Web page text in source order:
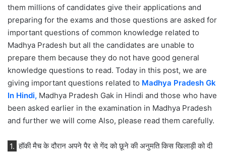
them millions of candidates give their applications and
preparing for the exams and those questions are asked for
important questions of common knowledge related to
Madhya Pradesh but all the candidates are unable to
prepare them because they do not have good general
knowledge questions to read. Today in this post, we are
giving important questions related to Madhya Pradesh Gk
In Hindi, Madhya Pradesh Gak in Hindi and those who have
been asked earlier in the examination in Madhya Pradesh
and further we will come Also, please read them carefully.
1. हॉकी मैच के दौरान अपने पैर से गेंद को छूने की अनुमति किस खिलाड़ी को दी